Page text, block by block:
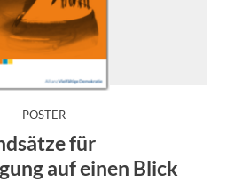
POSTER:
für
auf einen Blick
die Qualität von